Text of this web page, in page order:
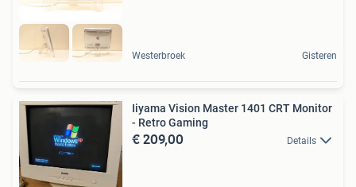
Westerbroek Gisteren
Iiyama Vision Master 1401 CRT Monitor
- Retro Gaming
€ 209,00 Details